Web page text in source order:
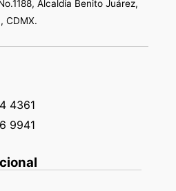
Alcaldía Benito Juárez,
CDMX.
4361
9941